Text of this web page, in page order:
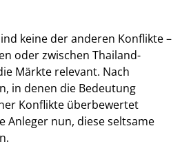
keine der anderen Konflikte –
oder zwischen Thailand-
Märkte relevant. Nach
in denen die Bedeutung
Konflikte überbewertet
Anleger nun, diese seltsame